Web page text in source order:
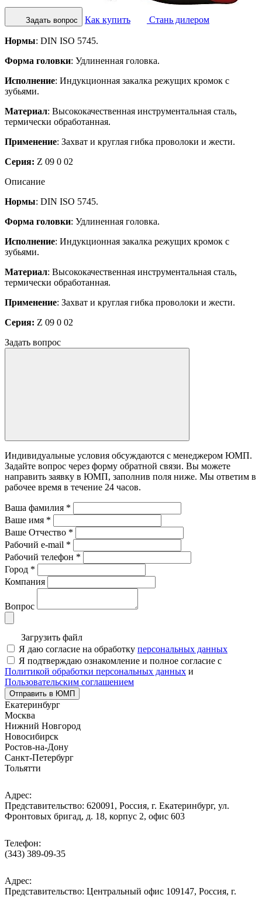
Задать вопрос Как купить Стань дилером
Нормы: DIN ISO 5745.
Форма головки: Удлиненная головка.
Исполнение: Индукционная закалка режущих кромок с
зубьями.
Материал: Высококачественная инструментальная сталь,
термически обработанная.
Применение: Захват и круглая гибка проволоки и жести.
Серия: Z 09 0 02
Описание
Нормы: DIN ISO 5745.
Форма головки: Удлиненная головка.
Исполнение: Индукционная закалка режущих кромок с
зубьями.
Материал: Высококачественная инструментальная сталь,
термически обработанная.
Применение: Захват и круглая гибка проволоки и жести.
Серия: Z 09 0 02
Задать вопрос
Индивидуальные условия обсуждаются с менеджером ЮМП.
Задайте вопрос через форму обратной связи. Вы можете
направить заявку в ЮМП, заполнив поля ниже. Mы ответим в
рабочее время в течение 24 часов.
Ваша фамилия *
Ваше имя *
Ваше Отчество *
Рабочий e-mail *
Рабочий телефон *
Город *
Компания
Вопрос
Загрузить файл
Я даю согласие на обработку персональных данных
Я подтверждаю ознакомление и полное согласие с
Политикой обработки персональных данных и
Пользовательским соглашением
Отправить в ЮМП
Екатеринбург
Москва
Нижний Новгород
Новосибирск
Ростов-на-Дону
Санкт-Петербург
Тольятти
Адрес:
Представительство: 620091, Россия, г. Екатеринбург, ул.
Фронтовых бригад, д. 18, корпус 2, офис 603
Телефон:
(343) 389-09-35
Адрес:
Представительство: Центральный офис 109147, Россия, г.